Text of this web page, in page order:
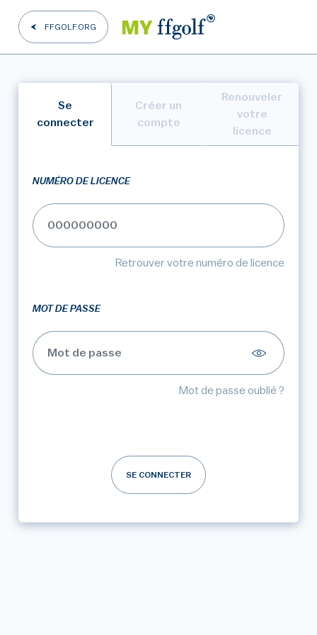
FFGOLF.ORG
Se
connecter
Créer un
compte
Renouveler
votre
licence
NUMÉRO DE LICENCE
Retrouver votre numéro de licence
MOT DE PASSE
Mot de passe oublié ?
SE CONNECTER